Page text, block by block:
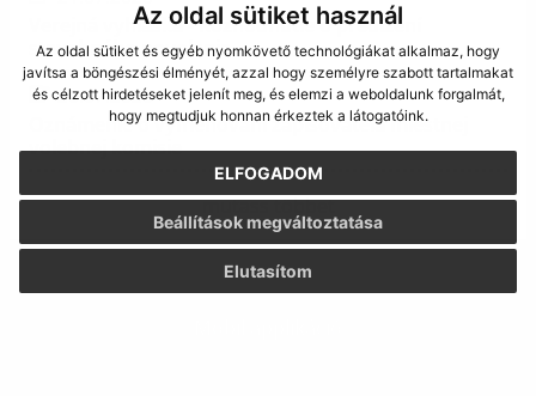
Az oldal sütiket használ
Az oldal sütiket és egyéb nyomkövető technológiákat alkalmaz, hogy
javítsa a böngészési élményét, azzal hogy személyre szabott tartalmakat
és célzott hirdetéseket jelenít meg, és elemzi a weboldalunk forgalmát,
hogy megtudjuk honnan érkeztek a látogatóink.
ELFOGADOM
Elutasítom
Beállítások megváltoztatása
Verejná vyhláška - Rozhodnutie o predlžení
stavebného povolenia
20.07.2026
Oznámenie o vymenovaní zapisovateľa miestnej
volebnej komisie
mutass többet